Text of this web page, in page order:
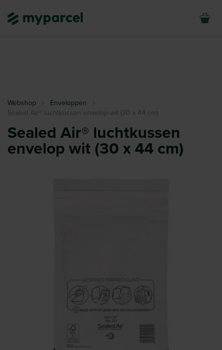
Webshop
Enveloppen
Sealed Air® luchtkussen envelop wit (30 x 44 cm)
Sealed Air® luchtkussen
envelop wit (30 x 44 cm)